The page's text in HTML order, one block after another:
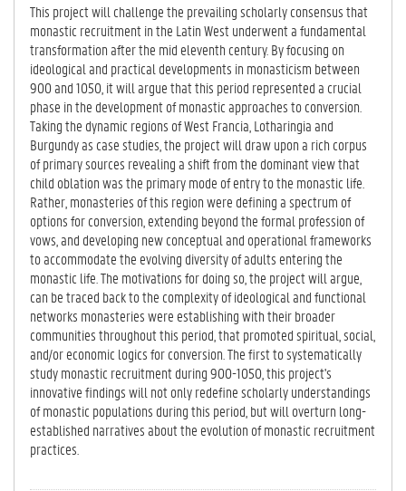
E
TA
B)
This project will challenge the prevailing scholarly consensus that
monastic recruitment in the Latin West underwent a fundamental
transformation after the mid eleventh century. By focusing on
ideological and practical developments in monasticism between
900 and 1050, it will argue that this period represented a crucial
phase in the development of monastic approaches to conversion.
Taking the dynamic regions of West Francia, Lotharingia and
Burgundy as case studies, the project will draw upon a rich corpus
of primary sources revealing a shift from the dominant view that
child oblation was the primary mode of entry to the monastic life.
Rather, monasteries of this region were defining a spectrum of
options for conversion, extending beyond the formal profession of
vows, and developing new conceptual and operational frameworks
to accommodate the evolving diversity of adults entering the
monastic life. The motivations for doing so, the project will argue,
can be traced back to the complexity of ideological and functional
networks monasteries were establishing with their broader
communities throughout this period, that promoted spiritual, social,
and/or economic logics for conversion. The first to systematically
study monastic recruitment during 900-1050, this project's
innovative findings will not only redefine scholarly understandings
of monastic populations during this period, but will overturn long-
established narratives about the evolution of monastic recruitment
practices.